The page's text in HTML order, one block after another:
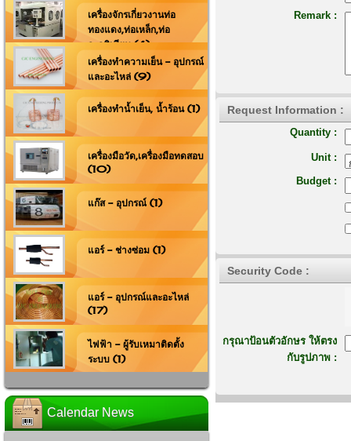
Remark :
Request Information :
Quantity :
Unit :
Budget :
Security Code :
กรุณาป้อนตัวอักษร ให้ตรง
กับรูปภาพ :
เครื่องจักรเกี่ยวงานท่อ
ทองแดง,ท่อเหล็ก,ท่อ
อะลูมิเนียม (4)
เครื่องทำความเย็น - อุปกรณ์
และอะไหล่ (9)
เครื่องทำน้ำเย็น, น้ำร้อน (1)
เครื่องมือวัด,เครื่องมือทดสอบ
(10)
แก๊ส - อุปกรณ์ (1)
แอร์ - ช่างซ่อม (1)
แอร์ - อุปกรณ์และอะไหล่
(17)
ไฟฟ้า - ผู้รับเหมาติดตั้ง
ระบบ (1)
Calendar News